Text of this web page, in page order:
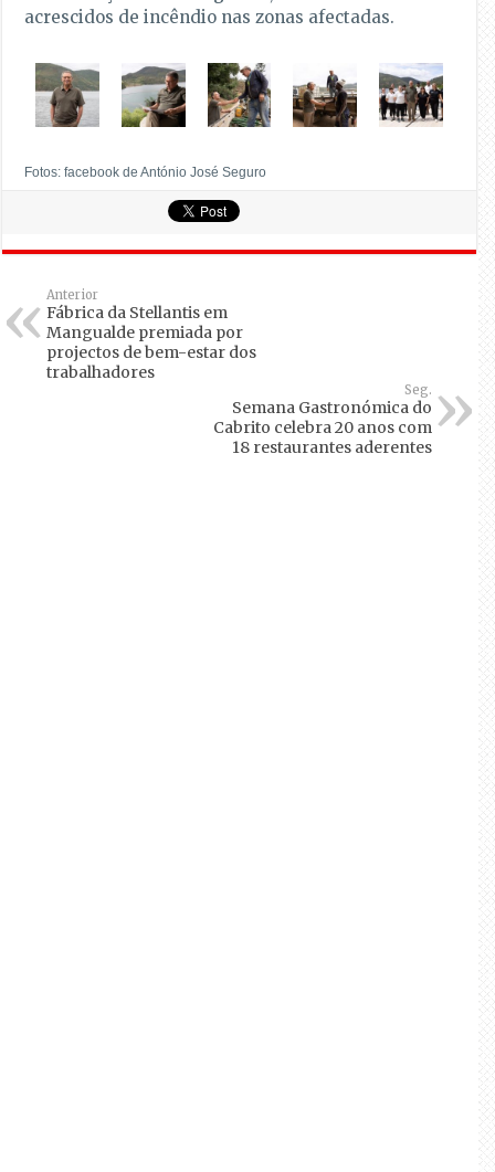
acrescidos de incêndio nas zonas afectadas.
Fotos: facebook de António José Seguro
Anterior
Fábrica da Stellantis em
Mangualde premiada por
projectos de bem-estar dos
trabalhadores
Seg.
Semana Gastronómica do
Cabrito celebra 20 anos com
18 restaurantes aderentes